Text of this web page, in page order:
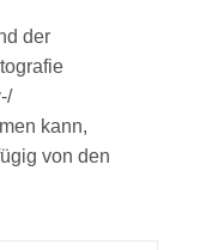
der
kann,
von den